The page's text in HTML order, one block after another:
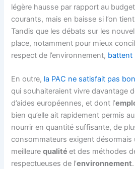
légère hausse par rapport au
courants, mais en baisse si l’on
Tandis que les débats sur les
place, notamment pour mieux
respect de l’environnement, battent
En outre, la PAC ne satisfait pas
qui souhaiteraient vivre davantage
d’aides européennes, et dont l’
bien qu’elle ait rapidement permis
nourrir en quantité suffisante, de
consommateurs exigent désormais
meilleurequalitéet des méthodes
respectueuses de l’environnement.